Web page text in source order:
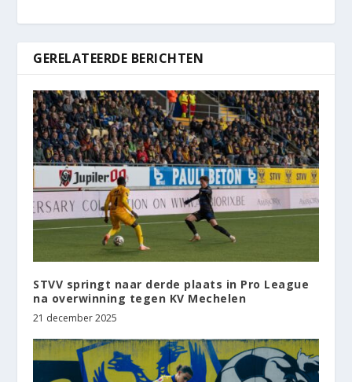
GERELATEERDE BERICHTEN
STVV springt naar derde plaats in Pro League
na overwinning tegen KV Mechelen
21 december 2025